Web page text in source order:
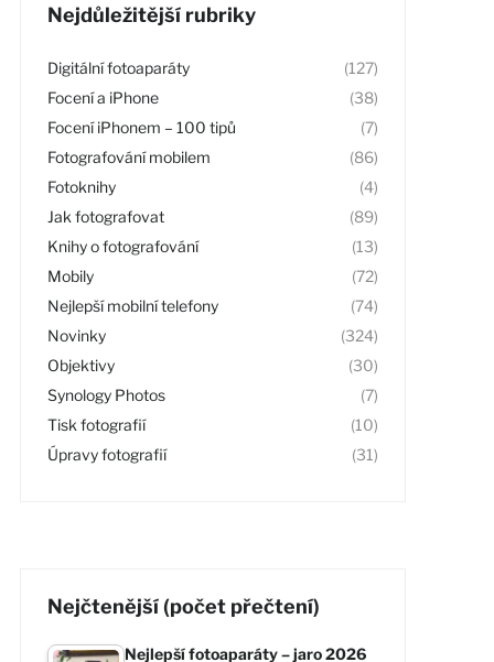
Nejdůležitější rubriky
Digitální fotoaparáty
(127)
Focení a iPhone
(38)
Focení iPhonem – 100 tipů
(7)
Fotografování mobilem
(86)
Fotoknihy
(4)
Jak fotografovat
(89)
Knihy o fotografování
(13)
Mobily
(72)
Nejlepší mobilní telefony
(74)
Novinky
(324)
Objektivy
(30)
Synology Photos
(7)
Tisk fotografií
(10)
Úpravy fotografií
(31)
Nejčtenější (počet přečtení)
Nejlepší fotoaparáty – jaro 2026